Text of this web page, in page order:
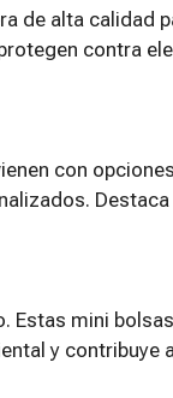
de alta calidad
contra
con
Destaca
mini
y contribuye